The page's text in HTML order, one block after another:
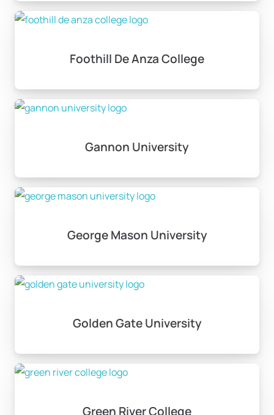
Foothill De Anza College
Gannon University
George Mason University
Golden Gate University
Green River College